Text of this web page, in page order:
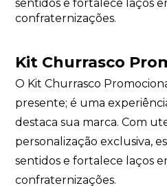
sentidos e fortalece laços
confraternizações.
Kit Churrasco
O Kit Churrasco
presente; é uma
destaca sua marca. Com
personalização exclusiva,
sentidos e fortalece laços
confraternizações.